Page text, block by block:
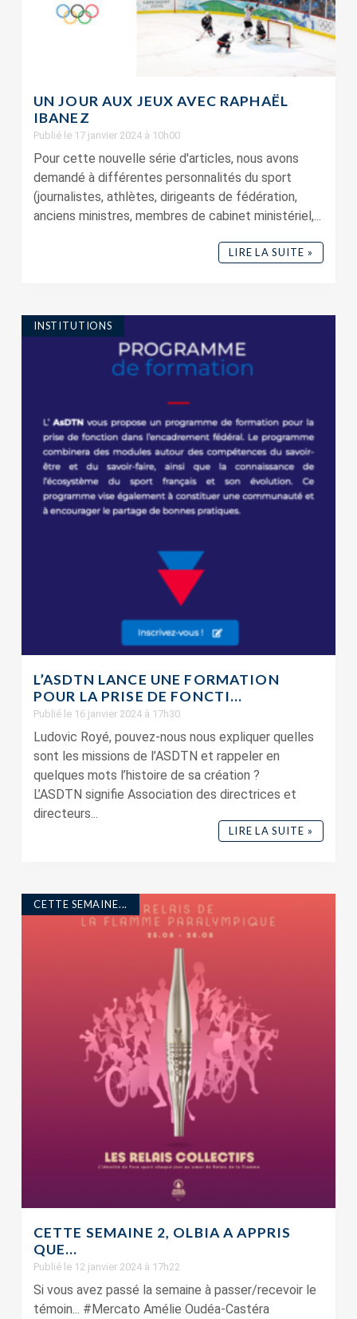
UN JOUR AUX JEUX AVEC RAPHAËL
IBANEZ
Publié le 17 janvier 2024 à 10h00
Pour cette nouvelle série d'articles, nous avons
demandé à différentes personnalités du sport
(journalistes, athlètes, dirigeants de fédération,
anciens ministres, membres de cabinet ministériel,...
LIRE LA SUITE »
INSTITUTIONS
L’ASDTN LANCE UNE FORMATION
POUR LA PRISE DE FONCTI...
Publié le 16 janvier 2024 à 17h30
Ludovic Royé, pouvez-nous nous expliquer quelles
sont les missions de l’ASDTN et rappeler en
quelques mots l’histoire de sa création ?
L’ASDTN signifie Association des directrices et
directeurs...
LIRE LA SUITE »
CETTE SEMAINE...
CETTE SEMAINE 2, OLBIA A APPRIS
QUE…
Publié le 12 janvier 2024 à 17h22
Si vous avez passé la semaine à passer/recevoir le
témoin... #Mercato Amélie Oudéa-Castéra